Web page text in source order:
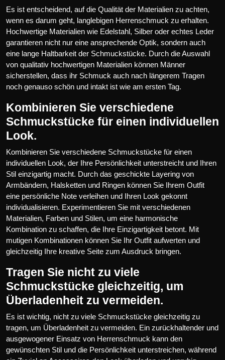
Es ist entscheidend, auf die Qualität der Materialien zu achten,
wenn es darum geht, langlebigen Herrenschmuck zu erhalten.
Hochwertige Materialien wie Edelstahl, Silber oder echtes Leder
garantieren nicht nur eine ansprechende Optik, sondern auch
eine lange Haltbarkeit der Schmuckstücke. Durch die Auswahl
von qualitativ hochwertigen Materialien können Männer
sicherstellen, dass ihr Schmuck auch nach längerem Tragen
noch genauso schön und intakt ist wie am ersten Tag.
Kombinieren Sie verschiedene
Schmuckstücke für einen individuellen
Look.
Kombinieren Sie verschiedene Schmuckstücke für einen
individuellen Look, der Ihre Persönlichkeit unterstreicht und Ihren
Stil einzigartig macht. Durch das geschickte Layering von
Armbändern, Halsketten und Ringen können Sie Ihrem Outfit
eine persönliche Note verleihen und Ihren Look gekonnt
individualisieren. Experimentieren Sie mit verschiedenen
Materialien, Farben und Stilen, um eine harmonische
Kombination zu schaffen, die Ihre Einzigartigkeit betont. Mit
mutigen Kombinationen können Sie Ihr Outfit aufwerten und
gleichzeitig Ihre kreative Seite zum Ausdruck bringen.
Tragen Sie nicht zu viele
Schmuckstücke gleichzeitig, um
Überladenheit zu vermeiden.
Es ist wichtig, nicht zu viele Schmuckstücke gleichzeitig zu
tragen, um Überladenheit zu vermeiden. Ein zurückhaltender und
ausgewogener Einsatz von Herrenschmuck kann den
gewünschten Stil und die Persönlichkeit unterstreichen, während